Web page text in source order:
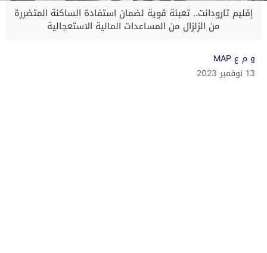
إقليم تارودانت.. تعبئة قوية لضمان استفادة الساكنة المتضررة
من الزلزال من المساعدات المالية الاستعجالية
و م ع MAP
13 نوفمبر 2023